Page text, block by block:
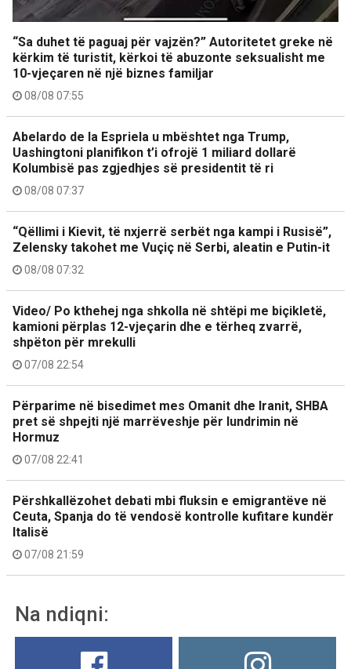
“Sa duhet të paguaj për vajzën?” Autoritetet greke në
kërkim të turistit, kërkoi të abuzonte seksualisht me
10-vjeçaren në një biznes familjar
08/08 07:55
Abelardo de la Espriela u mbështet nga Trump,
Uashingtoni planifikon t’i ofrojë 1 miliard dollarë
Kolumbisë pas zgjedhjes së presidentit të ri
08/08 07:37
“Qëllimi i Kievit, të nxjerrë serbët nga kampi i Rusisë”,
Zelensky takohet me Vuçiç në Serbi, aleatin e Putin-it
08/08 07:32
Video/ Po kthehej nga shkolla në shtëpi me biçikletë,
kamioni përplas 12-vjeçarin dhe e tërheq zvarrë,
shpëton për mrekulli
07/08 22:54
Përparime në bisedimet mes Omanit dhe Iranit, SHBA
pret së shpejti një marrëveshje për lundrimin në
Hormuz
07/08 22:41
Përshkallëzohet debati mbi fluksin e emigrantëve në
Ceuta, Spanja do të vendosë kontrolle kufitare kundër
Italisë
07/08 21:59
Na ndiqni: